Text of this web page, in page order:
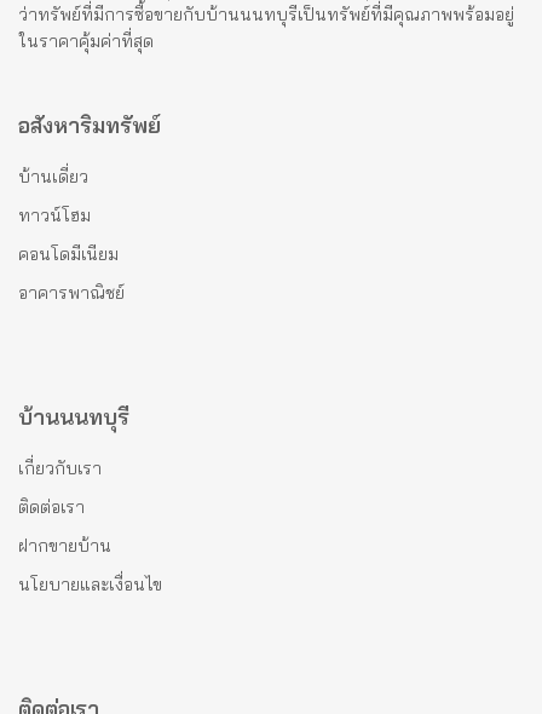
ว่าทรัพย์ที่มีการซื้อขายกับบ้านนนทบุรีเป็นทรัพย์ที่มีคุณภาพพร้อมอยู่
ในราคาคุ้มค่าที่สุด
อสังหาริมทรัพย์
บ้านเดี่ยว
ทาวน์โฮม
คอนโดมีเนียม
อาคารพาณิชย์
บ้านนนทบุรี
เกี่ยวกับเรา
ติดต่อเรา
ฝากขายบ้าน
นโยบายและเงื่อนไข
ติดต่อเรา